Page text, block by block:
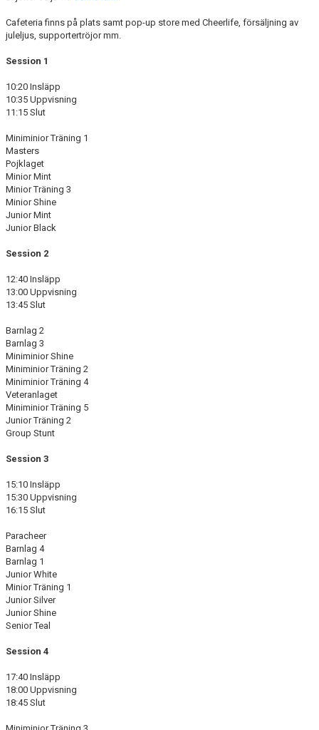
Cafeteria finns på plats samt pop-up store med Cheerlife, försäljning av
juleljus, supportertröjor mm.
Session 1
10:20 Insläpp
10:35 Uppvisning
11:15 Slut
Miniminior Träning 1
Masters
Pojklaget
Minior Mint
Minior Träning 3
Minior Shine
Junior Mint
Junior Black
Session 2
12:40 Insläpp
13:00 Uppvisning
13:45 Slut
Barnlag 2
Barnlag 3
Miniminior Shine
Miniminior Träning 2
Miniminior Träning 4
Veteranlaget
Miniminior Träning 5
Junior Träning 2
Group Stunt
Session 3
15:10 Insläpp
15:30 Uppvisning
16:15 Slut
Paracheer
Barnlag 4
Barnlag 1
Junior White
Minior Träning 1
Junior Silver
Junior Shine
Senior Teal
Session 4
17:40 Insläpp
18:00 Uppvisning
18:45 Slut
Miniminior Träning 3